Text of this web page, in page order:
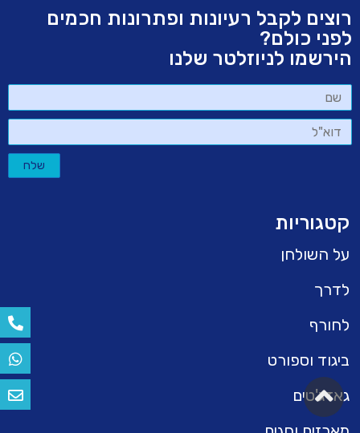
רוצים לקבל רעיונות ופתרונות חכמים
לפני כולם?
הירשמו לניוזלטר שלנו
שם
דוא"ל
שלח
קטגוריות
על השולחן
לדרך
לחורף
ביגוד וספורט
גאדג'טיםגלילה
לראש